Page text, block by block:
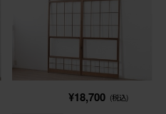
¥18,700 (税込)